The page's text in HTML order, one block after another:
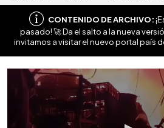
CONTENIDO DE ARCHIVO:
pasado! 🚀 Da el salto a la nueva
invitamos a visitar el nuevo portal país